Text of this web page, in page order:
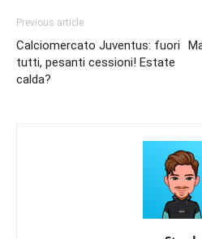
Previous article
Calciomercato Juventus: fuori
tutti, pesanti cessioni! Estate
calda?